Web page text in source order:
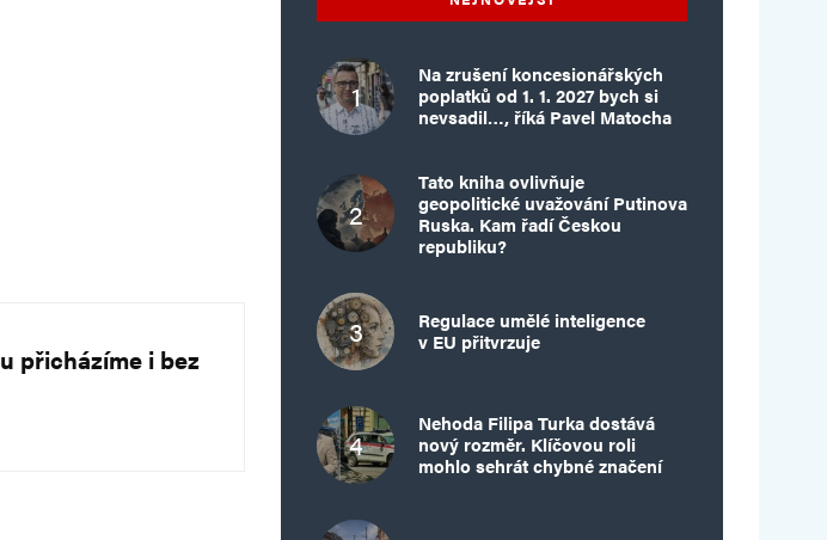
přicházíme i bez
Na zrušení koncesionářských
poplatků od 1. 1. 2027 bych si
nevsadil…, říká Pavel Matocha
Tato kniha ovlivňuje
geopolitické uvažování Putinova
Ruska. Kam řadí Českou
republiku?
Regulace umělé inteligence
v EU přitvrzuje
Nehoda Filipa Turka dostává
nový rozměr. Klíčovou roli
mohlo sehrát chybné značení